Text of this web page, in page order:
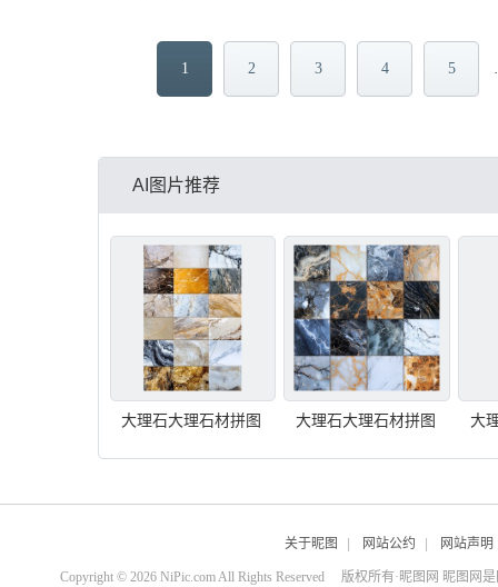
1 2 3 4 5
AI图片推荐
大理石大理石材拼图 大理石大理石材拼图 大
关于昵图 | 网站公约 | 网站声明
Copyright © 2026 NiPic.com All Rights Reserved 版权所有·昵图网 昵图网